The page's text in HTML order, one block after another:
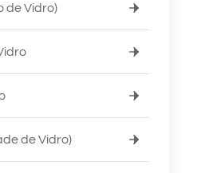
de Vidro)
de Vidro)